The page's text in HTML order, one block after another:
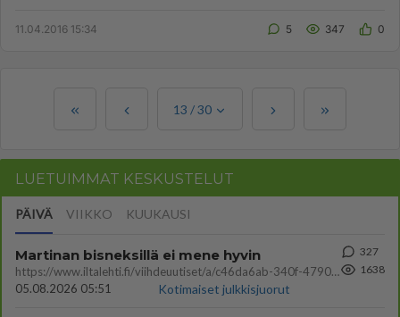
11.04.2016 15:34 5 347 0
13 /30
LUETUIMMAT KESKUSTELUT
PÄIVÄ VIIKKO KUUKAUSI
Martinan bisneksillä ei mene hyvin
https://www.iltalehti.fi/viihdeuutiset/a/c46da6ab-340f-4790-aaa7-0865eed2336 Yrityksen konkurssihakemus on tullut kärä
05.08.2026 05:51
Kotimaiset julkkisjuorut
327
1638